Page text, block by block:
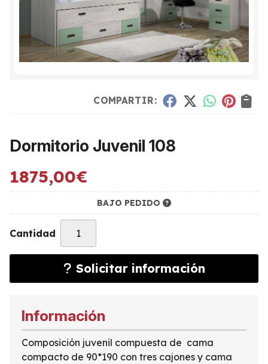
COMPARTIR:
Dormitorio Juvenil 108
1875,00€
BAJO PEDIDO
Cantidad
Solicitar información
Información
Composición juvenil compuesta de cama
compacto de 90*190 con tres cajones y cama